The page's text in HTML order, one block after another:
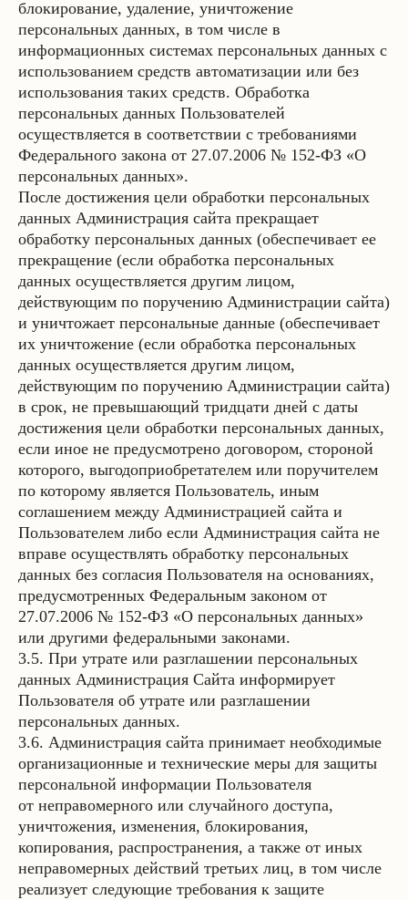
блокирование, удаление, уничтожение
персональных данных, в том числе в
информационных системах персональных данных с
использованием средств автоматизации или без
использования таких средств. Обработка
персональных данных Пользователей
осуществляется в соответствии с требованиями
Федерального закона от 27.07.2006 № 152-ФЗ «О
персональных данных».
После достижения цели обработки персональных
данных Администрация сайта прекращает
обработку персональных данных (обеспечивает ее
прекращение (если обработка персональных
данных осуществляется другим лицом,
действующим по поручению Администрации сайта)
и уничтожает персональные данные (обеспечивает
их уничтожение (если обработка персональных
данных осуществляется другим лицом,
действующим по поручению Администрации сайта)
в срок, не превышающий тридцати дней с даты
достижения цели обработки персональных данных,
если иное не предусмотрено договором, стороной
которого, выгодоприобретателем или поручителем
по которому является Пользователь, иным
соглашением между Администрацией сайта и
Пользователем либо если Администрация сайта не
вправе осуществлять обработку персональных
данных без согласия Пользователя на основаниях,
предусмотренных Федеральным законом от
27.07.2006 № 152-ФЗ «О персональных данных»
или другими федеральными законами.
3.5. При утрате или разглашении персональных
данных Администрация Сайта информирует
Пользователя об утрате или разглашении
персональных данных.
3.6. Администрация сайта принимает необходимые
организационные и технические меры для защиты
персональной информации Пользователя
от неправомерного или случайного доступа,
уничтожения, изменения, блокирования,
копирования, распространения, а также от иных
неправомерных действий третьих лиц, в том числе
реализует следующие требования к защите